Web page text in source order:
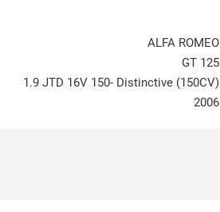
ALFA ROMEO
GT 125
1.9 JTD 16V 150- Distinctive (150CV)
2006